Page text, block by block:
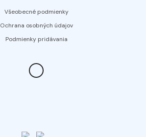
Všeobecné podmienky
Ochrana osobných údajov
Podmienky pridávania